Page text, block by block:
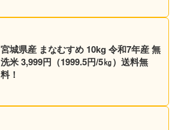
宮城県産 まなむすめ 10kg 令和7年産 無
洗米 3,999円（1999.5円/5㎏）送料無
料！